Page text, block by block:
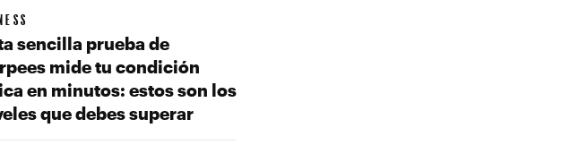
sencilla prueba de
mide tu condición
en minutos: estos son los
que debes superar